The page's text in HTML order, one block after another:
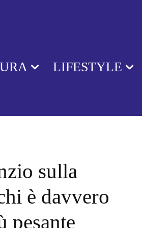
LIFESTYLE
sulla
è davvero
pesante